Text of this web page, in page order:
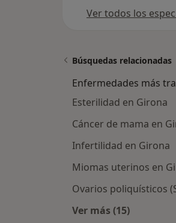
Ver todos los
Búsquedas relacionadas
Enfermedades más
Esterilidad en Girona
Cáncer de mama en
Infertilidad en Girona
Miomas uterinos en
Ovarios poliquísticos
Ver más (15)